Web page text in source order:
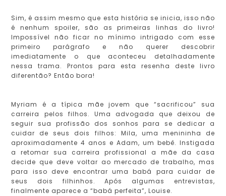
Sim, é assim mesmo que esta história se inicia, isso não
é nenhum spoiler, são as primeiras linhas do livro!
Impossível não ficar no mínimo intrigado com esse
primeiro parágrafo e não querer descobrir
imediatamente o que aconteceu detalhadamente
nessa trama. Prontos para esta resenha deste livro
diferentão? Então bora!
Myriam é a típica mãe jovem que “sacrificou” sua
carreira pelos filhos. Uma advogada que deixou de
seguir sua profissão dos sonhos para se dedicar a
cuidar de seus dois filhos: Mila, uma menininha de
aproximadamente 4 anos e Adam, um bebê. Instigada
a retomar sua carreira profissional a mãe da casa
decide que deve voltar ao mercado de trabalho, mas
para isso deve encontrar uma babá para cuidar de
seus dois filhinhos. Após algumas entrevistas,
finalmente aparece a “babá perfeita”, Louise.